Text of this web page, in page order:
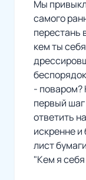
Мы
самого
перестань
кем ты
- поваром?
первый
ответить
искренне
лист
"Кем я